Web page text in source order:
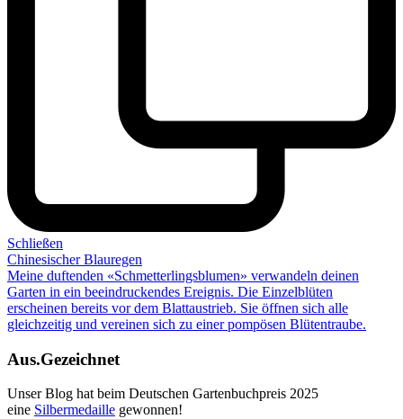
Schließen
Chinesischer Blauregen
Meine duftenden «Schmetterlingsblumen» verwandeln deinen
Garten in ein beeindruckendes Ereignis. Die Einzelblüten
erscheinen bereits vor dem Blattaustrieb. Sie öffnen sich alle
gleichzeitig und vereinen sich zu einerpompösen Blütentraube.
Aus.Gezeichnet
Unser Blog hat beim Deutschen Gartenbuchpreis 2025
eine Silbermedaille gewonnen!